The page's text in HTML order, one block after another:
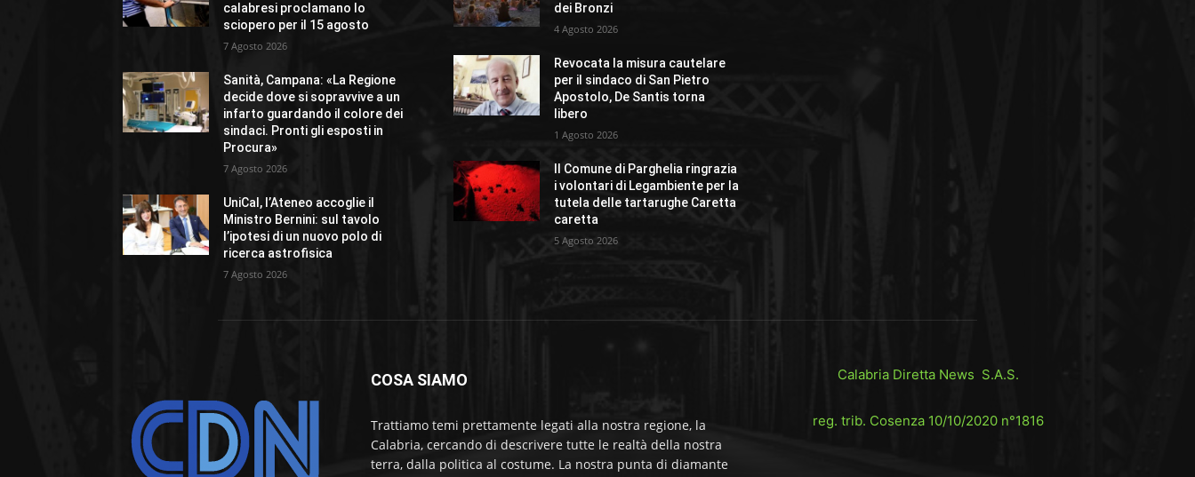
calabresi proclamano lo
sciopero per il 15 agosto
7 Agosto 2026
Sanità, Campana: «La Regione
decide dove si sopravvive a un
infarto guardando il colore dei
sindaci. Pronti gli esposti in
Procura»
7 Agosto 2026
UniCal, l’Ateneo accoglie il
Ministro Bernini: sul tavolo
l’ipotesi di un nuovo polo di
ricerca astrofisica
7 Agosto 2026
dei Bronzi
4 Agosto 2026
Revocata la misura cautelare
per il sindaco di San Pietro
Apostolo, De Santis torna
libero
1 Agosto 2026
Il Comune di Parghelia ringrazia
i volontari di Legambiente per la
tutela delle tartarughe Caretta
caretta
5 Agosto 2026
COSA SIAMO
Trattiamo temi prettamente legati alla nostra regione, la
Calabria, cercando di descrivere tutte le realtà della nostra
terra, dalla politica al costume. La nostra punta di diamante
Calabria Diretta News S.A.S.
reg. trib. Cosenza 10/10/2020 n°1816